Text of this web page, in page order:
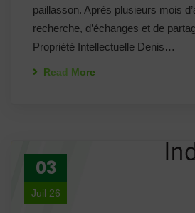
paillasson. Après plusieurs mois
recherche, d’échanges et de
Propriété Intellectuelle Denis…
Read More
03
Juil 26